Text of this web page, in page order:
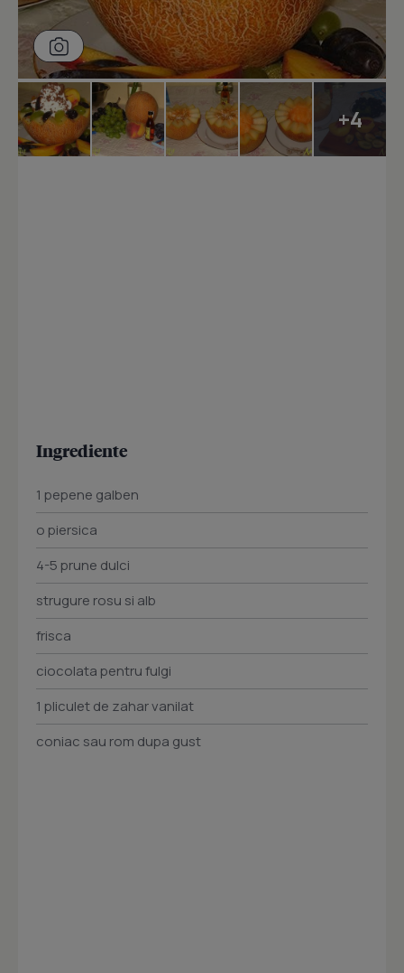
+4
Ingrediente
1 pepene galben
o piersica
4-5 prune dulci
strugure rosu si alb
frisca
ciocolata pentru fulgi
1 pliculet de zahar vanilat
coniac sau rom dupa gust